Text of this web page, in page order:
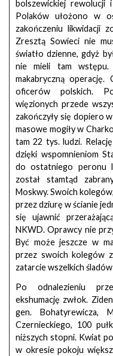
bolszewickiej rewolucji
Polaków ułożono w
zakończeniu likwidacji
Zresztą Sowieci nie
światło dzienne, gdyż
nie mieli tam
makabryczną
oficerów polskich.
więzionych przede
zakończyły się dopiero
masowe mogiły w
tam 22 tys. ludzi.
dzięki wspomnieniom
do ostatniego peronu
został stamtąd
Moskwy. Swoich
przez dziurę w ścianie
się ujawnić
NKWD. Oprawcy nie
Być może jeszcze w
przez swoich kolegów
zatarcie wszelkich
Po odnalezieniu
ekshumację zwłok.
gen. Bohatyrewicza,
Czernieckiego, 100
niższych stopni. Kwiat
w okresie pokoju